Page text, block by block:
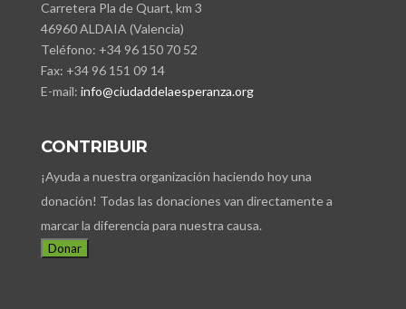
Carretera Pla de Quart, km 3
46960 ALDAIA (Valencia)
Teléfono: +34 96 150 70 52
Fax: +34 96 151 09 14
E-mail: info@ciudaddelaesperanza.org
CONTRIBUIR
¡Ayuda a nuestra organización haciendo hoy una
donación! Todas las donaciones van directamente a
marcar la diferencia para nuestra causa.
Donar